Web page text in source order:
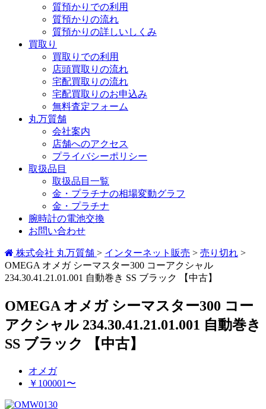
質預かりでの利用
質預かりの流れ
質預かりの詳しいしくみ
買取り
買取りでの利用
店頭買取りの流れ
宅配買取りの流れ
宅配買取りのお申込み
無料査定フォーム
丸万質舗
会社案内
店舗へのアクセス
プライバシーポリシー
取扱品目
取扱品目一覧
金・プラチナの相場変動グラフ
金・プラチナ
腕時計の電池交換
お問い合わせ
株式会社 丸万質舗 > インターネット販売 > 売り切れ >
OMEGA オメガ シーマスター300 コーアクシャル
234.30.41.21.01.001 自動巻き SS ブラック 【中古】
OMEGA オメガ シーマスター300 コー
アクシャル 234.30.41.21.01.001 自動巻き
SS ブラック 【中古】
オメガ
￥100001〜